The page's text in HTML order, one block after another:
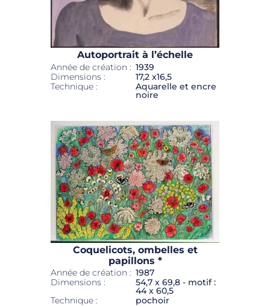
Autoportrait à l’échelle
Année de création : 1939
Dimensions :
17,2 x16,5
Technique :
Aquarelle et encre
noire
Coquelicots, ombelles et
papillons *
Année de création : 1987
Dimensions :
54,7 x 69,8 - motif :
44 x 60,5
Technique :
pochoir